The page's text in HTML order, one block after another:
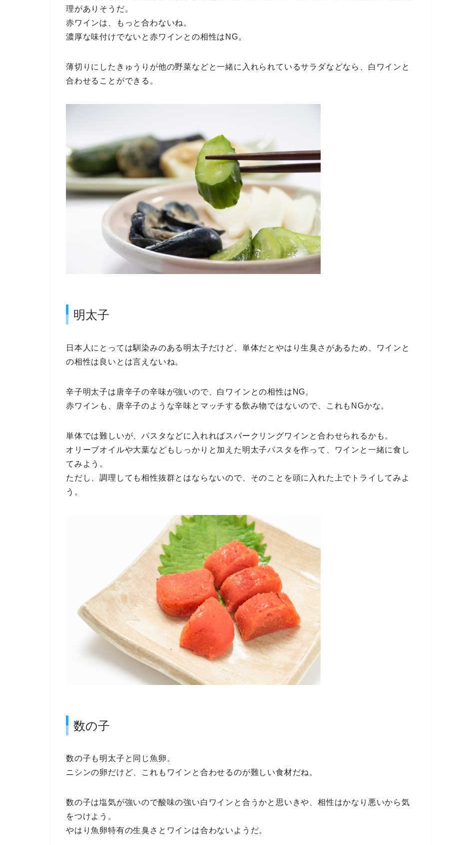
理がありそうだ。
赤ワインは、もっと合わないね。
濃厚な味付けでないと赤ワインとの相性はNG。
薄切りにしたきゅうりが他の野菜などと一緒に入れられているサラダなどなら、白ワインと
合わせることができる。
明太子
日本人にとっては馴染みのある明太子だけど、単体だとやはり生臭さがあるため、ワインと
の相性は良いとは言えないね。
辛子明太子は唐辛子の辛味が強いので、白ワインとの相性はNG。
赤ワインも、唐辛子のような辛味とマッチする飲み物ではないので、これもNGかな。
単体では難しいが、パスタなどに入れればスパークリングワインと合わせられるかも。
オリーブオイルや大葉などもしっかりと加えた明太子パスタを作って、ワインと一緒に食し
てみよう。
ただし、調理しても相性抜群とはならないので、そのことを頭に入れた上でトライしてみよ
う。
数の子
数の子も明太子と同じ魚卵。
ニシンの卵だけど、これもワインと合わせるのが難しい食材だね。
数の子は塩気が強いので酸味の強い白ワインと合うかと思いきや、相性はかなり悪いから気
をつけよう。
やはり魚卵特有の生臭さとワインは合わないようだ。